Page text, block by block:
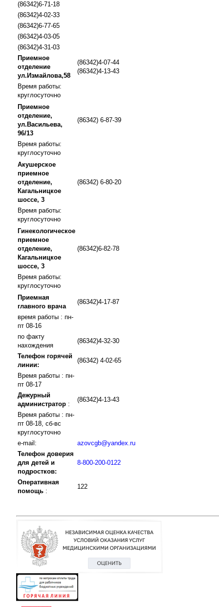
(86342)6-71-18
(86342)4-02-33
(86342)6-77-65
(86342)4-03-05
(86342)4-31-03
Приемное
отделение
ул.Измайлова,58
(86342)4-07-44
(86342)4-13-43
Время работы:
круглосуточно
Приемное
отделение,
ул.Васильева,
96/13
(86342) 6-87-39
Время работы:
круглосуточно
Акушерское
приемное
отделение,
Кагальницкое
шоссе, 3
(86342) 6-80-20
Время работы:
круглосуточно
Гинекологическое
приемное
отделение,
Кагальницкое
шоссе, 3
(86342)6-82-78
Время работы:
круглосуточно
Приемная
главного врача
(86342)4-17-87
время работы : пн-
пт 08-16
по факту
нахождения
(86342)4-32-30
Телефон горячей
линии:
(86342) 4-02-65
Время работы : пн-
пт 08-17
Дежурный
администратор :
(86342)4-13-43
Время работы : пн-
пт 08-18, сб-вс
круглосуточно
e-mail:
azovcgb@yandex.ru
Телефон доверия
для детей и
подростков:
8-800-200-0122
Оперативная
помощь :
122